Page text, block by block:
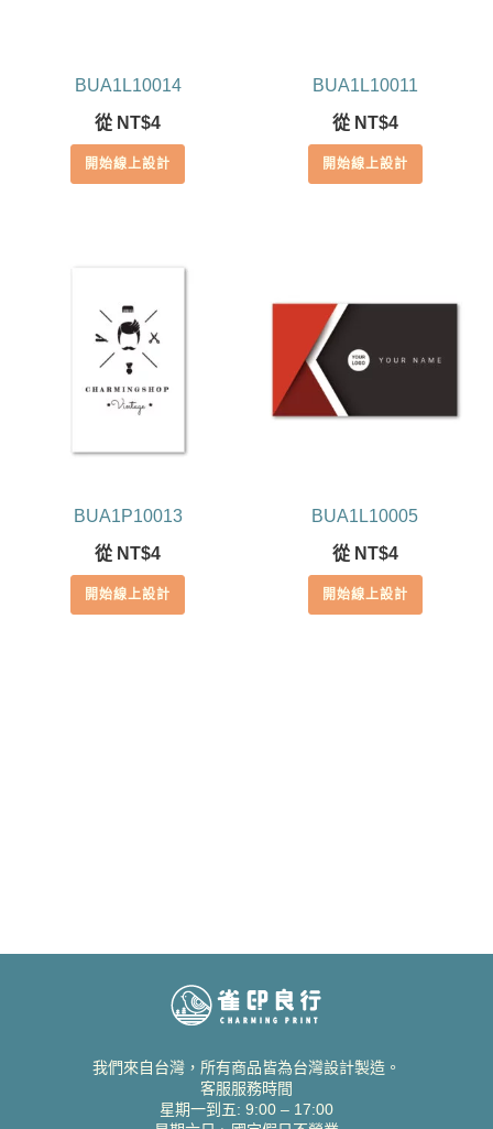
BUA1L10014
從 NT$4
開始線上設計
BUA1L10011
從 NT$4
開始線上設計
BUA1P10013
從 NT$4
開始線上設計
BUA1L10005
從 NT$4
開始線上設計
我們來自台灣，所有商品皆為台灣設計製造。
客服服務時間
星期一到五: 9:00 – 17:00